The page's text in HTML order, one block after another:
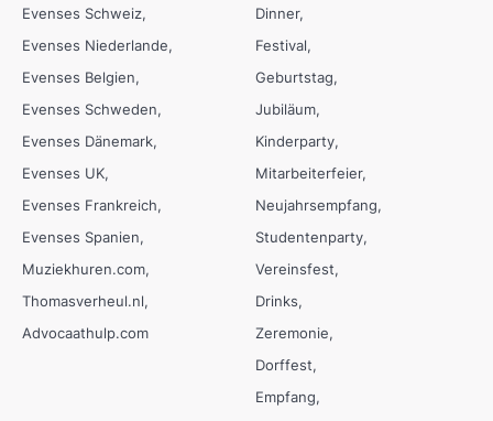
Evenses Schweiz
Evenses Niederlande
Evenses Belgien
Evenses Schweden
Evenses Dänemark
Evenses UK
Evenses Frankreich
Evenses Spanien
Muziekhuren.com
Thomasverheul.nl
Advocaathulp.com
Dinner
Festival
Geburtstag
Jubiläum
Kinderparty
Mitarbeiterfeier
Neujahrsempfang
Studentenparty
Vereinsfest
Drinks
Zeremonie
Dorffest
Empfang